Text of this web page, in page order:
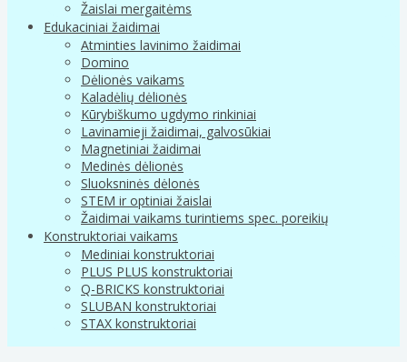
Žaislai mergaitėms
Edukaciniai žaidimai
Atminties lavinimo žaidimai
Domino
Dėlionės vaikams
Kaladėlių dėlionės
Kūrybiškumo ugdymo rinkiniai
Lavinamieji žaidimai, galvosūkiai
Magnetiniai žaidimai
Medinės dėlionės
Sluoksninės dėlonės
STEM ir optiniai žaislai
Žaidimai vaikams turintiems spec. poreikių
Konstruktoriai vaikams
Mediniai konstruktoriai
PLUS PLUS konstruktoriai
Q-BRICKS konstruktoriai
SLUBAN konstruktoriai
STAX konstruktoriai